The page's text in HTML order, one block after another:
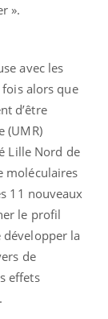
».
avec les
alors que
d’être
(UMR)
Lille Nord de
moléculaires
11 nouveaux
le profil
la
de
effets